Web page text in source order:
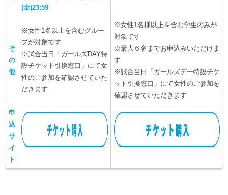
(金)23:59
そ
の
他
※女性1名以上を含むグルー
プが対象です
※試合当日「ガールズDAY特
設チケット引換窓口」にて女
性のご参加を確認させていた
だきます
※女性1名様以上を含む学生のみが
対象です
※最大６名までお申込みいただけま
す
※試合当日「ガールズデー特設チケ
ット引換窓口」にて女性のご参加を
確認させていただきます
申
込
サ
イ
ト